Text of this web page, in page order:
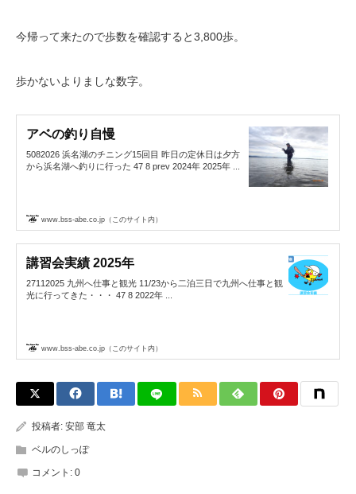
今帰って来たので歩数を確認すると3,800歩。
歩かないよりましな数字。
アベの釣り自慢
5082026 浜名湖のチニング15回目 昨日の定休日は夕方
から浜名湖へ釣りに行った 47 8 prev 2024年 2025年 ...
www.bss-abe.co.jp（このサイト内）
講習会実績 2025年
27112025 九州へ仕事と観光 11/23から二泊三日で九州へ仕事と観
光に行ってきた・・・ 47 8 2022年 ...
www.bss-abe.co.jp（このサイト内）
投稿者: 安部 竜太
ベルのしっぽ
コメント: 0